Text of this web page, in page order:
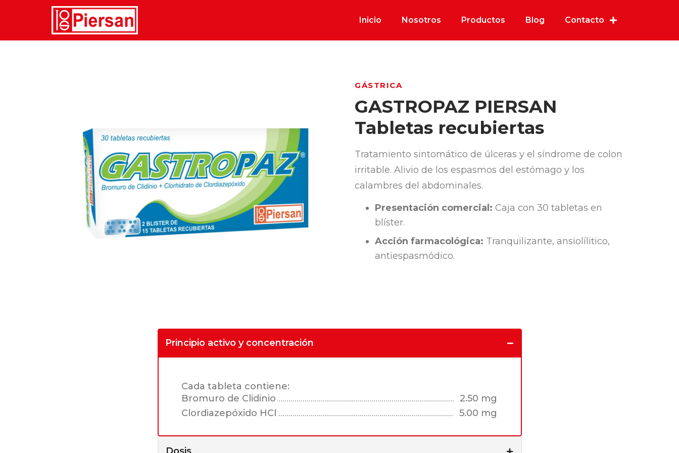
Inicio Nosotros Productos Blog Contacto
GÁSTRICA
GASTROPAZ PIERSAN
Tabletas recubiertas
Tratamiento sintomático de úlceras y el síndrome de colon
irritable. Alivio de los espasmos del estómago y los
calambres del abdominales.
Presentación comercial: Caja con 30 tabletas en
blíster.
Acción farmacológica: Tranquilizante, ansiolílitico,
antiespasmódico.
Principio activo y concentración
Cada tableta contiene:
Bromuro de Clidinio
2.50 mg
Clordiazepóxido HCl
5.00 mg